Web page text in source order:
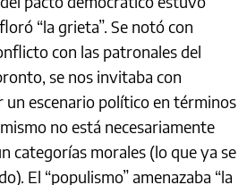
“la grieta”. Se notó con
con las patronales del
se nos invitaba con
un escenario político en términos
no está necesariamente
categorías morales (lo que ya se
El “populismo” amenazaba “la